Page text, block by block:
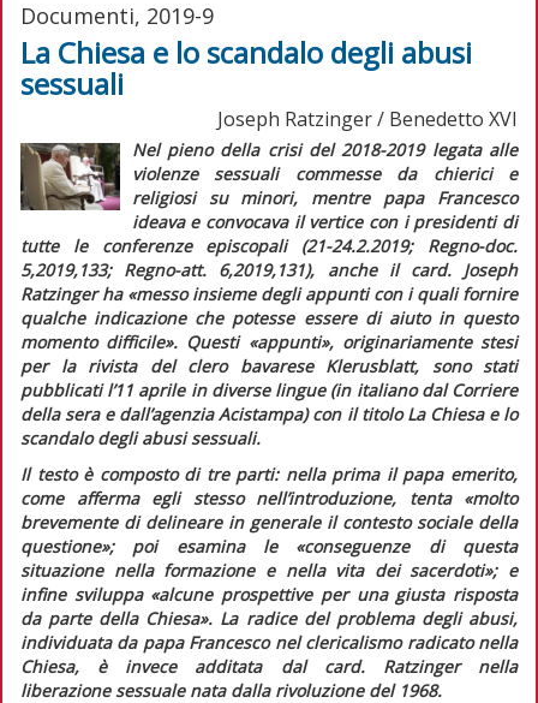
Documenti, 2019-9
La Chiesa e lo scandalo degli abusi
sessuali
Joseph Ratzinger / Benedetto XVI
Nel pieno della crisi del 2018-2019 legata alle
violenze sessuali commesse da chierici e
religiosi su minori, mentre papa Francesco
ideava e convocava il vertice con i presidenti di
tutte le conferenze episcopali (21-24.2.2019; Regno-doc.
5,2019,133; Regno-att. 6,2019,131), anche il card. Joseph
Ratzinger ha «messo insieme degli appunti con i quali fornire
qualche indicazione che potesse essere di aiuto in questo
momento difficile». Questi «appunti», originariamente stesi
per la rivista del clero bavarese Klerusblatt, sono stati
pubblicati l’11 aprile in diverse lingue (in italiano dal Corriere
della sera e dall’agenziaAcistampa) con il titoloLa Chiesa e lo
scandalo degli abusi sessuali.
Il testo è composto di tre parti: nella prima il papa emerito,
come afferma egli stesso nell’introduzione, tenta «molto
brevemente di delineare in generale il contesto sociale della
questione»; poi esamina le «conseguenze di questa
situazione nella formazione e nella vita dei sacerdoti»;e
infine sviluppa «alcune prospettive per una giusta risposta
da parte della Chiesa». La radice del problema degli abusi,
individuata da papa Francesco nel clericalismo radicato nella
Chiesa, è invece additata dal card. Ratzinger nella
liberazione sessuale nata dalla rivoluzione del 1968.